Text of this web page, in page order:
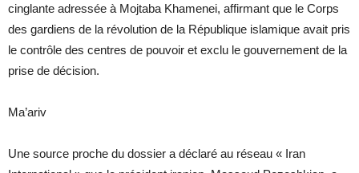
cinglante adressée à Mojtaba Khamenei, affirmant que le Corps
des gardiens de la révolution de la République islamique avait pris
le contrôle des centres de pouvoir et exclu le gouvernement de la
prise de décision.
Ma’ariv
Une source proche du dossier a déclaré au réseau « Iran